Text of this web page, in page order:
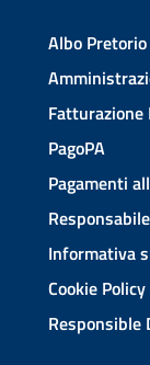
Albo Pretorio
PagoPA
Pagamenti
Informativa
Cookie Policy
Responsible